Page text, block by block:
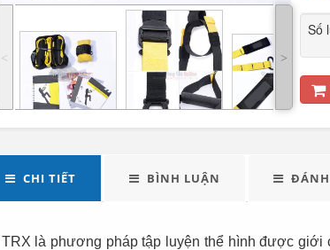
˂ ˃
Số
CHI TIẾT BÌNH LUẬN
TRX là phương pháp tập luyện thể hình được giới
LED tuýp cầm tay đa
năng...
tay cao cấp...
Quạt điện
cho oto tải...
năng Shake...